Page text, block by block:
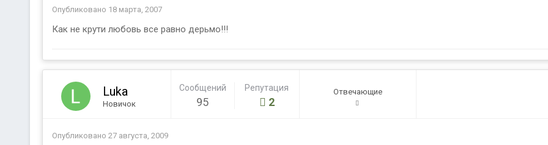
Опубликовано 18 марта, 2007
Как не крути любовь все равно дерьмо!!!
Luka
Новичок
Сообщений
95
Репутация
2
Отвечающие
Опубликовано 27 августа, 2009